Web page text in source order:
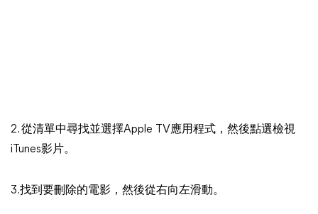
2. 從清單中尋找並選擇Apple TV應用程式，然後點選檢視
iTunes影片。
3.找到要刪除的電影，然後從右向左滑動。